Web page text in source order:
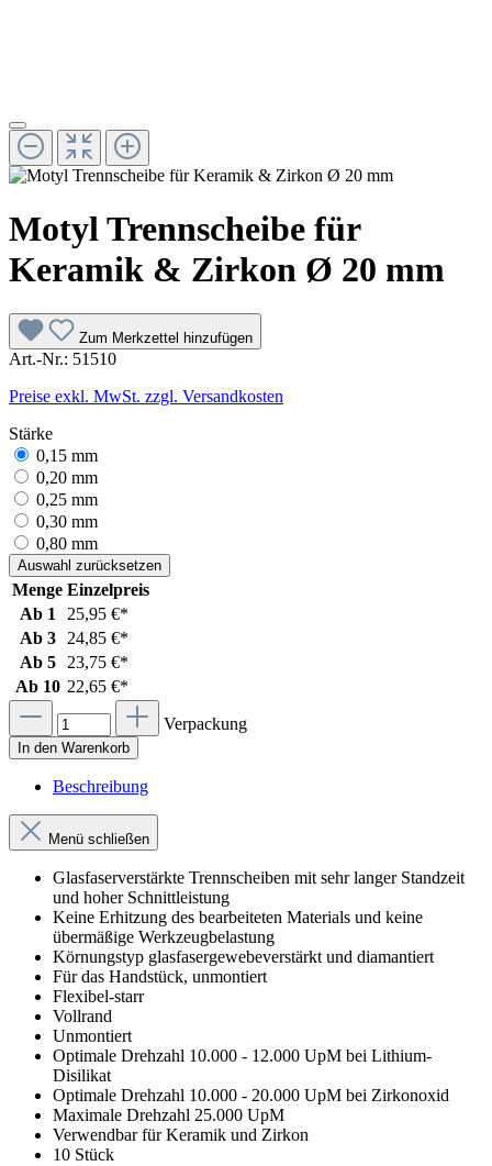
Motyl Trennscheibe für
Keramik & Zirkon Ø 20 mm
Zum Merkzettel hinzufügen
Art.-Nr.: 51510
Preise exkl. MwSt. zzgl. Versandkosten
Stärke
0,15 mm
0,20 mm
0,25 mm
0,30 mm
0,80 mm
Auswahl zurücksetzen
Menge Einzelpreis
Ab 1
25,95 €*
Ab 3
24,85 €*
Ab 5
23,75 €*
Ab 10 22,65 €*
Verpackung
In den Warenkorb
Beschreibung
Menü schließen
Glasfaserverstärkte Trennscheiben mit sehr langer Standzeit
und hoher Schnittleistung
Keine Erhitzung des bearbeiteten Materials und keine
übermäßige Werkzeugbelastung
Körnungstyp glasfasergewebeverstärkt und diamantiert
Für das Handstück, unmontiert
Flexibel-starr
Vollrand
Unmontiert
Optimale Drehzahl 10.000 - 12.000 UpM bei Lithium-
Disilikat
Optimale Drehzahl 10.000 - 20.000 UpM bei Zirkonoxid
Maximale Drehzahl 25.000 UpM
Verwendbar für Keramik und Zirkon
10 Stück